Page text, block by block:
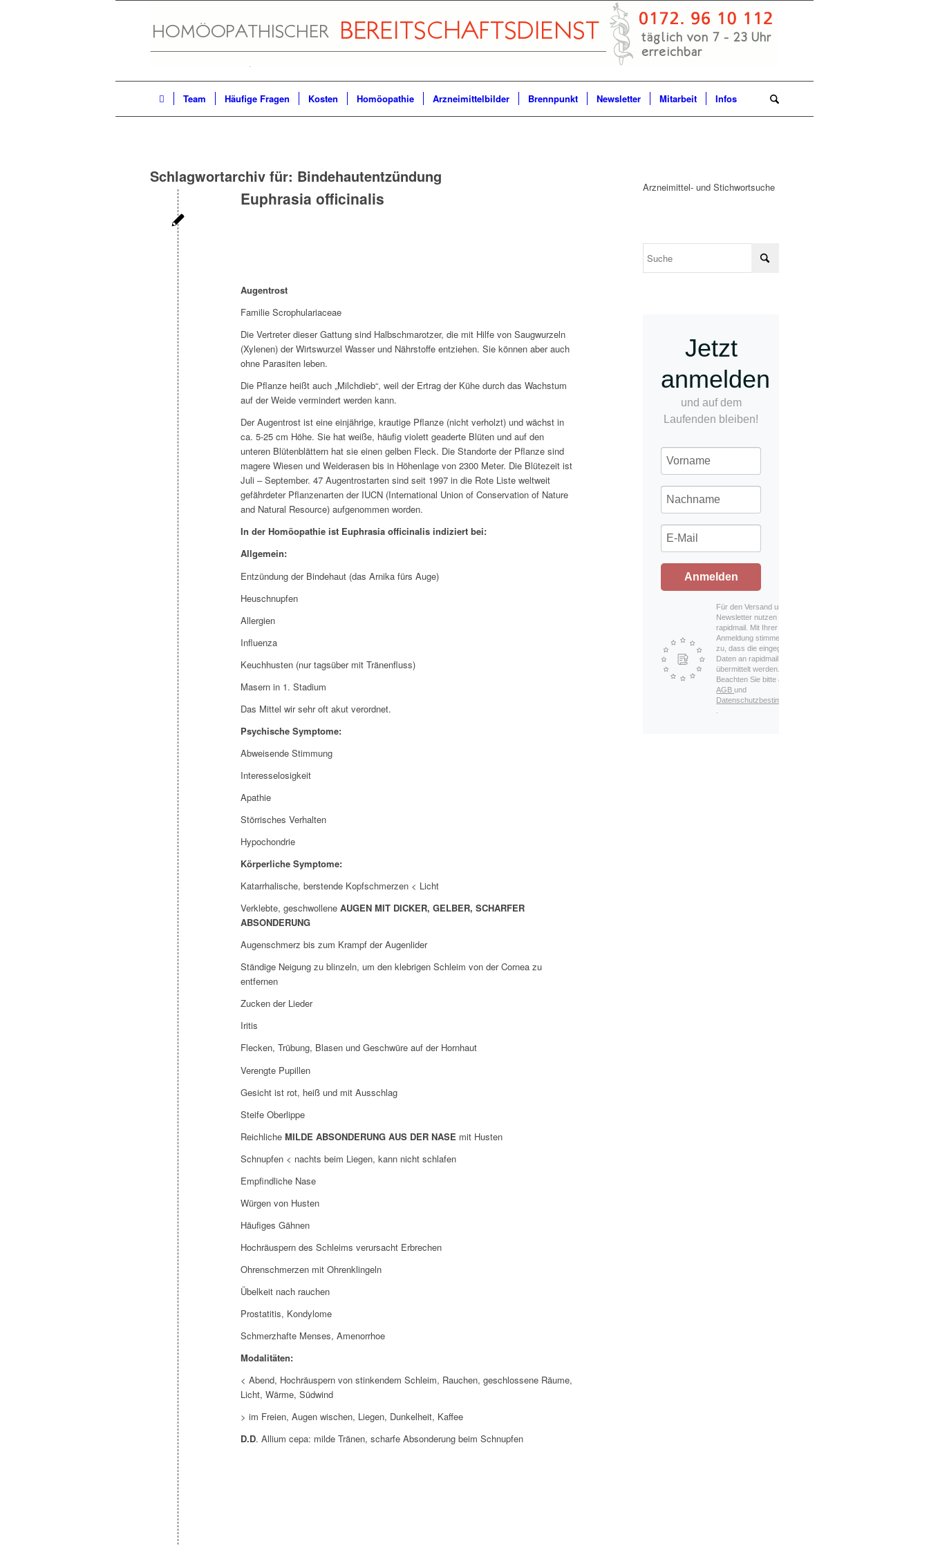
Team Häufige Fragen Kosten Homöopathie Arzneimittelbilder Brennpunkt Newsletter Mitarbeit Infos
Schlagwortarchiv für: Bindehautentzündung
Euphrasia officinalis
Augentrost
Familie Scrophulariaceae
Die Vertreter dieser Gattung sind Halbschmarotzer, die mit Hilfe von Saugwurzeln
(Xylenen) der Wirtswurzel Wasser und Nährstoffe entziehen. Sie können aber auch
ohne Parasiten leben.
Die Pflanze heißt auch „Milchdieb“, weil der Ertrag der Kühe durch das Wachstum
auf der Weide vermindert werden kann.
Der Augentrost ist eine einjährige, krautige Pflanze (nicht verholzt) und wächst in
ca. 5-25 cm Höhe. Sie hat weiße, häufig violett geaderte Blüten und auf den
unteren Blütenblättern hat sie einen gelben Fleck. Die Standorte der Pflanze sind
magere Wiesen und Weiderasen bis in Höhenlage von 2300 Meter. Die Blütezeit ist
Juli – September. 47 Augentrostarten sind seit 1997 in die Rote Liste weltweit
gefährdeter Pflanzenarten der IUCN (International Union of Conservation of Nature
and Natural Resource) aufgenommen worden.
In der Homöopathie ist Euphrasia officinalis indiziert bei:
Allgemein:
Entzündung der Bindehaut (das Arnika fürs Auge)
Heuschnupfen
Allergien
Influenza
Keuchhusten (nur tagsüber mit Tränenfluss)
Masern in 1. Stadium
Das Mittel wir sehr oft akut verordnet.
Psychische Symptome:
Abweisende Stimmung
Interesselosigkeit
Apathie
Störrisches Verhalten
Hypochondrie
Körperliche Symptome:
Katarrhalische, berstende Kopfschmerzen < Licht
Verklebte, geschwollene AUGEN MIT DICKER, GELBER, SCHARFER
ABSONDERUNG
Augenschmerz bis zum Krampf der Augenlider
Ständige Neigung zu blinzeln, um den klebrigen Schleim von der Cornea zu
entfernen
Zucken der Lieder
Iritis
Flecken, Trübung, Blasen und Geschwüre auf der Hornhaut
Verengte Pupillen
Gesicht ist rot, heiß und mit Ausschlag
Steife Oberlippe
Reichliche MILDE ABSONDERUNG AUS DER NASE mit Husten
Schnupfen < nachts beim Liegen, kann nicht schlafen
Empfindliche Nase
Würgen von Husten
Häufiges Gähnen
Hochräuspern des Schleims verursacht Erbrechen
Ohrenschmerzen mit Ohrenklingeln
Übelkeit nach rauchen
Prostatitis, Kondylome
Schmerzhafte Menses, Amenorrhoe
Modalitäten:
< Abend, Hochräuspern von stinkendem Schleim, Rauchen, geschlossene Räume,
Licht, Wärme, Südwind
> im Freien, Augen wischen, Liegen, Dunkelheit, Kaffee
D.D. Allium cepa: milde Tränen, scharfe Absonderung beim Schnupfen
Arzneimittel- und Stichwortsuche
Jetzt
anmelden
und auf dem
Laufenden bleiben!
Anmelden
Für den Versand unserer
Newsletter nutzen wir
rapidmail. Mit Ihrer
Anmeldung stimmen Sie
zu, dass die eingegebenen
Daten an rapidmail
übermittelt werden.
Beachten Sie bitte auch die
AGBund
Datenschutzbestimmungen